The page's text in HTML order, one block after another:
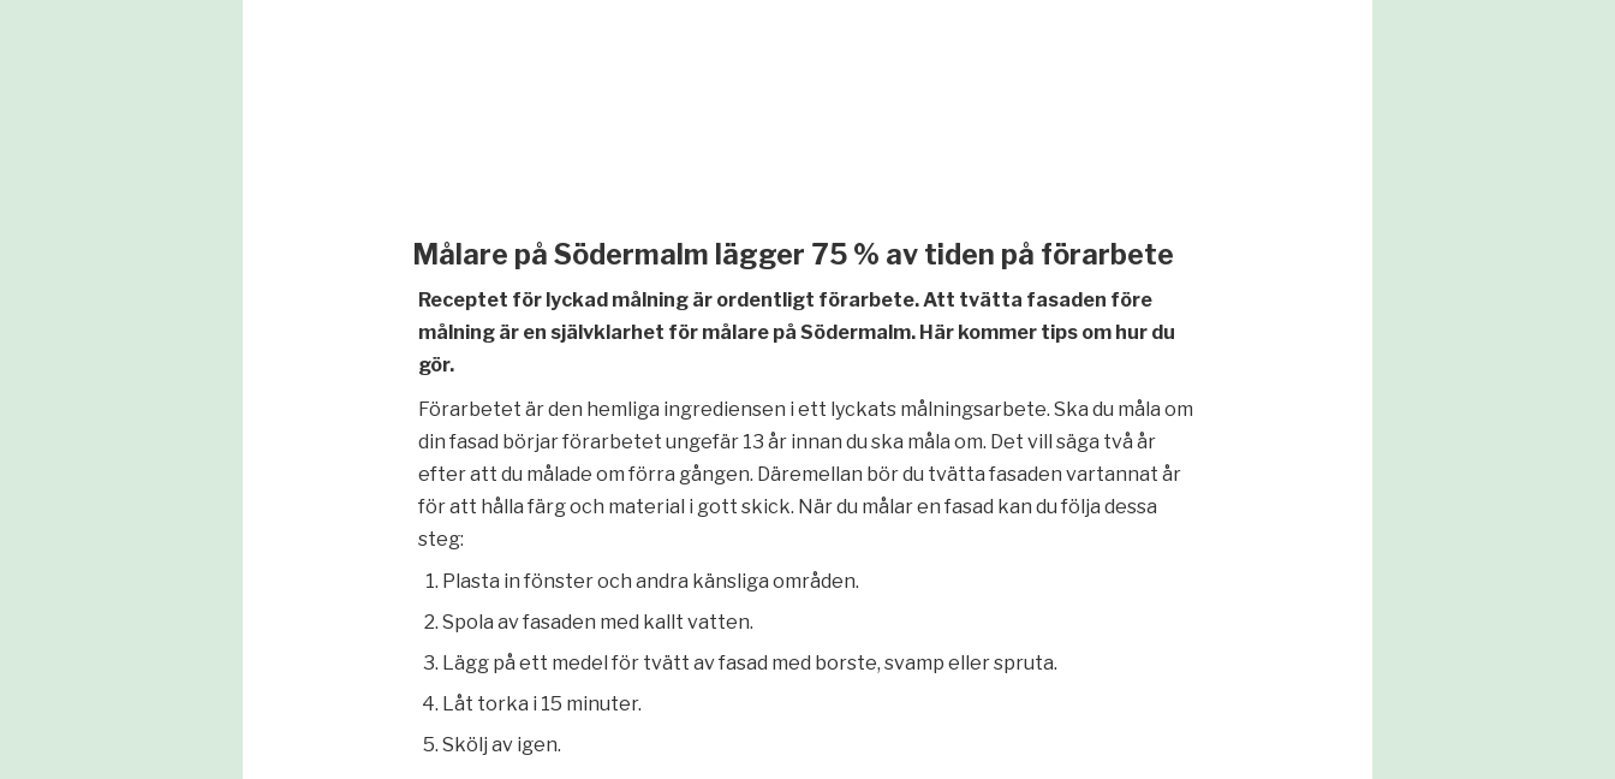
Målare på Södermalm lägger 75 % av tiden på förarbete
Receptet för lyckad målning är ordentligt förarbete. Att tvätta fasaden före
målning är en självklarhet för målare på Södermalm. Här kommer tips om hur du
gör.
Förarbetet är den hemliga ingrediensen i ett lyckats målningsarbete. Ska du måla om
din fasad börjar förarbetet ungefär 13 år innan du ska måla om. Det vill säga två år
efter att du målade om förra gången. Däremellan bör du tvätta fasaden vartannat år
för att hålla färg och material i gott skick. När du målar en fasad kan du följa dessa
steg:
Plasta in fönster och andra känsliga områden.
Spola av fasaden med kallt vatten.
Lägg på ett medel för tvätt av fasad med borste, svamp eller spruta.
Låt torka i 15 minuter.
Skölj av igen.